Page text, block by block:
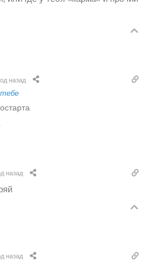
назад
назад
назад